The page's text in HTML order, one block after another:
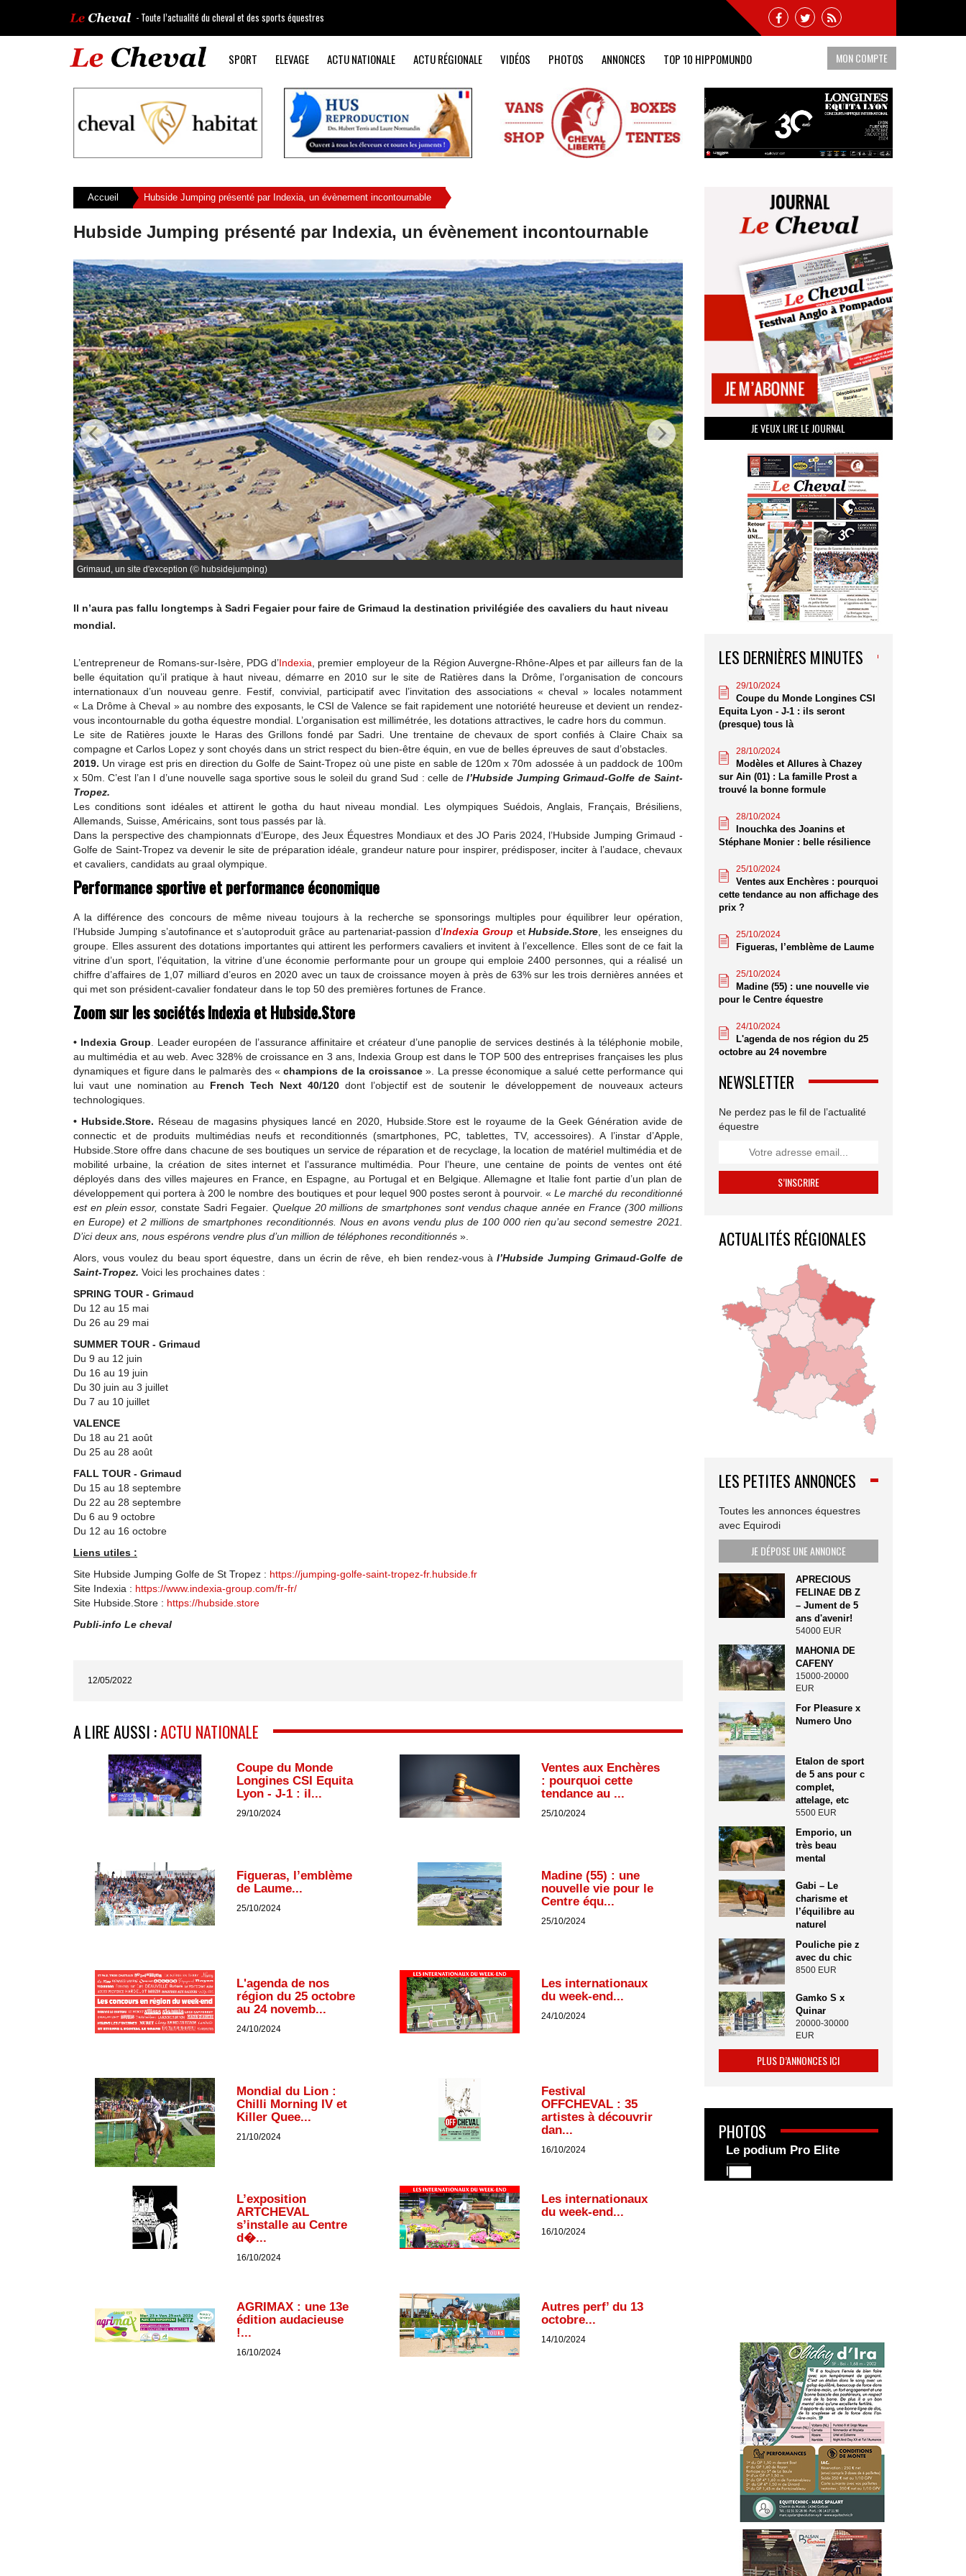
- Toute l’actualité du cheval et des sports équestres
SPORT ELEVAGE ACTU NATIONALE ACTU RÉGIONALE VIDÉOS PHOTOS ANNONCES TOP 10 HIPPOMUNDO MON COMPTE
Accueil Hubside Jumping présenté par Indexia, un évènement incontournable
Hubside Jumping présenté par Indexia, un évènement incontournable
Grimaud, un site d'exception (© hubsidejumping)
Il n’aura pas fallu longtemps à Sadri Fegaier pour faire de Grimaud la destination privilégiée des cavaliers du haut niveau
mondial.
L’entrepreneur de Romans-sur-Isère, PDG d’Indexia, premier employeur de la Région Auvergne-Rhône-Alpes et par ailleurs fan de la
belle équitation qu’il pratique à haut niveau, démarre en 2010 sur le site de Ratières dans la Drôme, l’organisation de concours
internationaux d’un nouveau genre. Festif, convivial, participatif avec l’invitation des associations « cheval » locales notamment
« La Drôme à Cheval » au nombre des exposants, le CSI de Valence se fait rapidement une notoriété heureuse et devient un rendez-
vous incontournable du gotha équestre mondial. L’organisation est millimétrée, les dotations attractives, le cadre hors du commun.
Le site de Ratières jouxte le Haras des Grillons fondé par Sadri. Une trentaine de chevaux de sport confiés à Claire Chaix sa
compagne et Carlos Lopez y sont choyés dans un strict respect du bien-être équin, en vue de belles épreuves de saut d’obstacles.
2019. Un virage est pris en direction du Golfe de Saint-Tropez où une piste en sable de 120m x 70m adossée à un paddock de 100m
x 50m. C’est l’an I d’une nouvelle saga sportive sous le soleil du grand Sud : celle del’Hubside Jumping Grimaud-Golfe de Saint-
Tropez.
Les conditions sont idéales et attirent le gotha du haut niveau mondial. Les olympiques Suédois, Anglais, Français, Brésiliens,
Allemands, Suisse, Américains, sont tous passés par là.
Dans la perspective des championnats d’Europe, des Jeux Équestres Mondiaux et des JO Paris 2024, l’Hubside Jumping Grimaud -
Golfe de Saint-Tropez va devenir le site de préparation idéale, grandeur nature pour inspirer, prédisposer, inciter à l’audace, chevaux
et cavaliers, candidats au graal olympique.
Performance sportive et performance économique
A la différence des concours de même niveau toujours à la recherche se sponsorings multiples pour équilibrer leur opération,
l’Hubside Jumping s’autofinance et s’autoproduit grâce au partenariat-passion d’Indexia Group etHubside.Store, les enseignes du
groupe. Elles assurent des dotations importantes qui attirent les performers cavaliers et invitent à l’excellence. Elles sont de ce fait la
vitrine d’un sport, l’équitation, la vitrine d’une économie performante pour un groupe qui emploie 2400 personnes, qui a réalisé un
chiffre d’affaires de 1,07 milliard d’euros en 2020 avec un taux de croissance moyen à près de 63% sur les trois dernières années et
qui met son président-cavalier fondateur dans le top 50 des premières fortunes de France.
Zoom sur les sociétés Indexia et Hubside.Store
• Indexia Group. Leader européen de l’assurance affinitaire et créateur d’une panoplie de services destinés à la téléphonie mobile,
au multimédia et au web. Avec 328% de croissance en 3 ans, Indexia Group est dans le TOP 500 des entreprises françaises les plus
dynamiques et figure dans le palmarès des «champions de la croissance». La presse économique a salué cette performance qui
lui vaut une nomination au French Tech Next 40/120dont l’objectif est de soutenir le développement de nouveaux acteurs
technologiques.
• Hubside.Store. Réseau de magasins physiques lancé en 2020, Hubside.Store est le royaume de la Geek Génération avide de
connectic et de produits multimédias neufs et reconditionnés (smartphones, PC, tablettes, TV, accessoires). A l’instar d’Apple,
Hubside.Store offre dans chacune de ses boutiques un service de réparation et de recyclage, la location de matériel multimédia et de
mobilité urbaine, la création de sites internet et l’assurance multimédia. Pour l’heure, une centaine de points de ventes ont été
déployés dans des villes majeures en France, en Espagne, au Portugal et en Belgique. Allemagne et Italie font partie d’un plan de
développement qui portera à 200 le nombre des boutiques et pour lequel 900 postes seront à pourvoir. «Le marché du reconditionné
est en plein essor,constate Sadri Fegaier. Quelque 20 millions de smartphones sont vendus chaque année en France (300 millions
en Europe) et 2 millions de smartphones reconditionnés. Nous en avons vendu plus de 100 000 rien qu’au second semestre 2021.
D’ici deux ans, nous espérons vendre plus d’un million de téléphones reconditionnés ».
Alors, vous voulez du beau sport équestre, dans un écrin de rêve, eh bien rendez-vous àl’Hubside Jumping Grimaud-Golfe de
Saint-Tropez. Voici les prochaines dates :
SPRING TOUR - Grimaud
Du 12 au 15 mai
Du 26 au 29 mai
SUMMER TOUR - Grimaud
Du 9 au 12 juin
Du 16 au 19 juin
Du 30 juin au 3 juillet
Du 7 au 10 juillet
VALENCE
Du 18 au 21 août
Du 25 au 28 août
FALL TOUR - Grimaud
Du 15 au 18 septembre
Du 22 au 28 septembre
Du 6 au 9 octobre
Du 12 au 16 octobre
Liens utiles :
Site Hubside Jumping Golfe de St Tropez : https://jumping-golfe-saint-tropez-fr.hubside.fr
Site Indexia : https://www.indexia-group.com/fr-fr/
Site Hubside.Store : https://hubside.store
Publi-info Le cheval
12/05/2022
A LIRE AUSSI :ACTU NATIONALE
Coupe du Monde
Longines CSI Equita
Lyon - J-1 : il...
29/10/2024
Ventes aux Enchères
: pourquoi cette
tendance au ...
25/10/2024
Figueras, l’emblème
de Laume...
25/10/2024
Madine (55) : une
nouvelle vie pour le
Centre équ...
25/10/2024
L'agenda de nos
région du 25 octobre
au 24 novemb...
24/10/2024
Les internationaux
du week-end...
24/10/2024
Mondial du Lion :
Chilli Morning IV et
Killer Quee...
21/10/2024
Festival
OFFCHEVAL : 35
artistes à découvrir
dan...
16/10/2024
L’exposition
ARTCHEVAL
s’installe au Centre
d�...
16/10/2024
Les internationaux
du week-end...
16/10/2024
AGRIMAX : une 13e
édition audacieuse
!...
16/10/2024
Autres perf’ du 13
octobre...
14/10/2024
JE VEUX LIRE LE JOURNAL
LES DERNIÈRES MINUTES
29/10/2024
Coupe du Monde Longines CSI
Equita Lyon - J-1 : ils seront
(presque) tous là
28/10/2024
Modèles et Allures à Chazey
sur Ain (01) : La famille Prost a
trouvé la bonne formule
28/10/2024
Inouchka des Joanins et
Stéphane Monier : belle résilience
25/10/2024
Ventes aux Enchères : pourquoi
cette tendance au non affichage des
prix ?
25/10/2024
Figueras, l’emblème de Laume
25/10/2024
Madine (55) : une nouvelle vie
pour le Centre équestre
24/10/2024
L'agenda de nos région du 25
octobre au 24 novembre
NEWSLETTER
Ne perdez pas le fil de l’actualité
équestre
ACTUALITÉS RÉGIONALES
LES PETITES ANNONCES
Toutes les annonces équestres
avec Equirodi
JE DÉPOSE UNE ANNONCE
APRECIOUS
FELINAE DB Z
– Jument de 5
ans d'avenir!
54000 EUR
MAHONIA DE
CAFENY
15000-20000
EUR
For Pleasure x
Numero Uno
Etalon de sport
de 5 ans pour c
complet,
attelage, etc
5500 EUR
Emporio, un
très beau
mental
Gabi – Le
charisme et
l’équilibre au
naturel
Pouliche pie z
avec du chic
8500 EUR
Gamko S x
Quinar
20000-30000
EUR
PLUS D’ANNONCES ICI
PHOTOS
Le podium Pro Elite